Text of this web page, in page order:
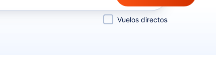
Vuelos directos